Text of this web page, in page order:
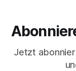
Jetzt